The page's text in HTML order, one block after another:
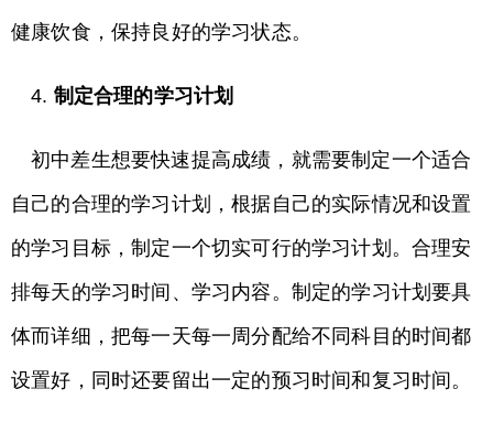
健康饮食，保持良好的学习状态。
4. 制定合理的学习计划
初中差生想要快速提高成绩，就需要制定一个适合
自己的合理的学习计划，根据自己的实际情况和设置
的学习目标，制定一个切实可行的学习计划。合理安
排每天的学习时间、学习内容。制定的学习计划要具
体而详细，把每一天每一周分配给不同科目的时间都
设置好，同时还要留出一定的预习时间和复习时间。